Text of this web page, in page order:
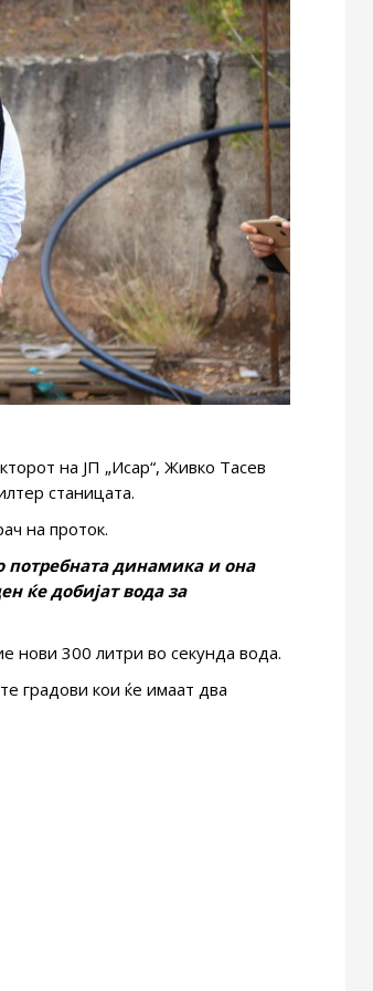
на ЈП „Исар“, Живко Тасев
станицата.
на проток.
потребната динамика и она
ќе добијат вода за
нови 300 литри во секунда вода.
градови кои ќе имаат два